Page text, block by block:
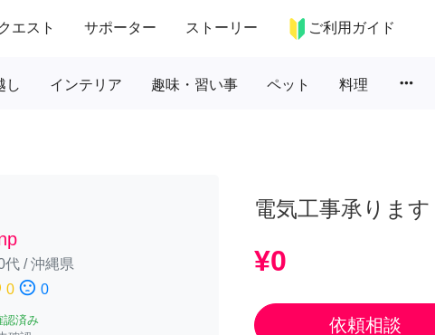
エスト サポーター ストーリー ご利用ガイド
し インテリア 趣味・習い事 ペット 料理 more_horiz
代/沖縄県
0 sentiment_dissatisfied 0
認済み
電気工事承ります
¥0
依頼相談